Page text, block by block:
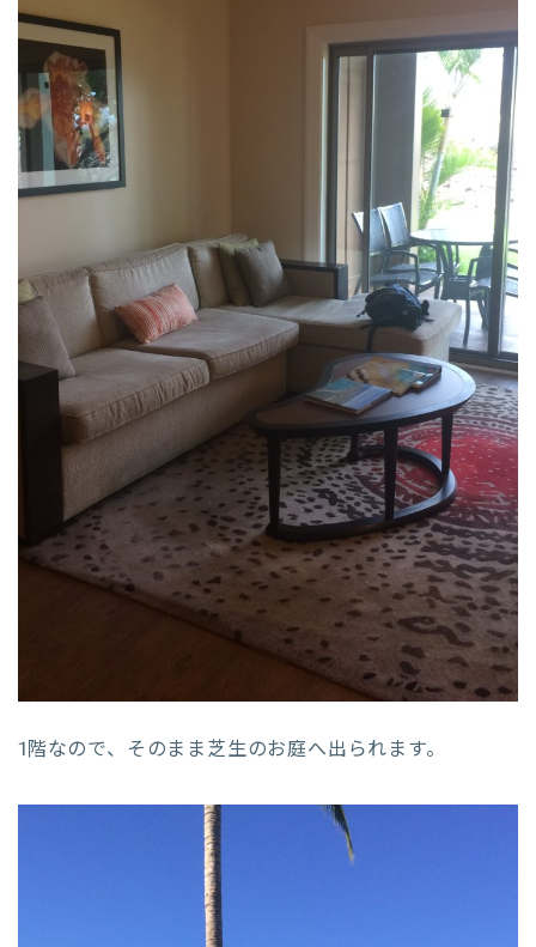
1階なので、そのまま芝生のお庭へ出られます。